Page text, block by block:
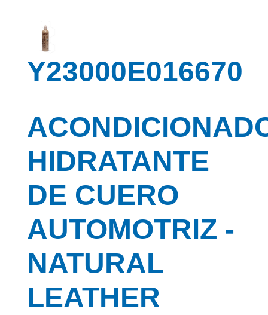
Y23000E016670
HIDRATANTE
DE CUERO
AUTOMOTRIZ -
NATURAL
LEATHER